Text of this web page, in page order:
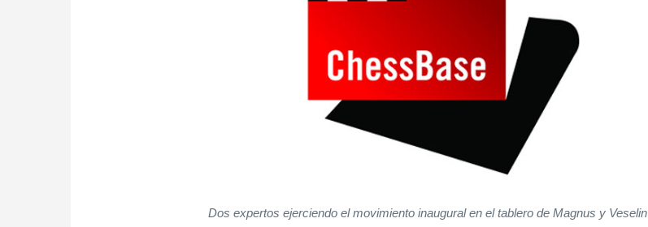
Dos expertos ejerciendo el movimiento inaugural en el tablero de Magnus y Veselin